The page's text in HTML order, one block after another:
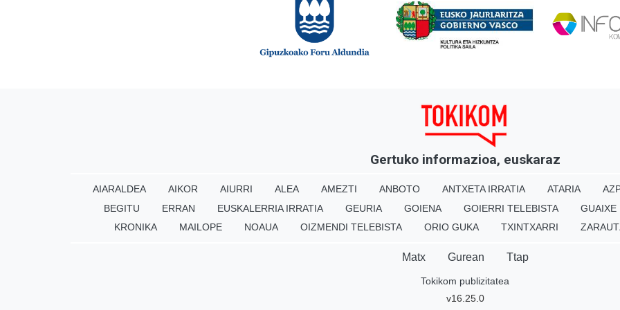
Gertuko informazioa, euskaraz
AIARALDEA AIKOR AIURRI ALEA AMEZTI ANBOTO ANTXETA IRRATIA ATARIA
BEGITU
ERRAN EUSKALERRIA IRRATIA GEURIA GOIENA GOIERRI TELEBISTA
GUAIXE
KRONIKA
MAILOPE NOAUA OIZMENDI TELEBISTA ORIO GUKA TXINTXARRI
Matx Gurean Ttap
Tokikom publizitatea
v16.25.0